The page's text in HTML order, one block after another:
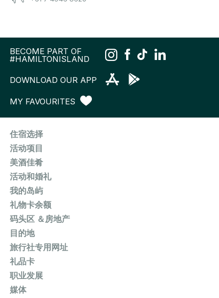
BECOME PART OF
#HAMILTONISLAND
DOWNLOAD OUR APP
MY FAVOURITES
住宿选择
活动项目
美酒佳肴
活动和婚礼
我的岛屿
礼物卡余额
码头区 ＆房地产
目的地
旅行社专用网址
礼品卡
职业发展
媒体